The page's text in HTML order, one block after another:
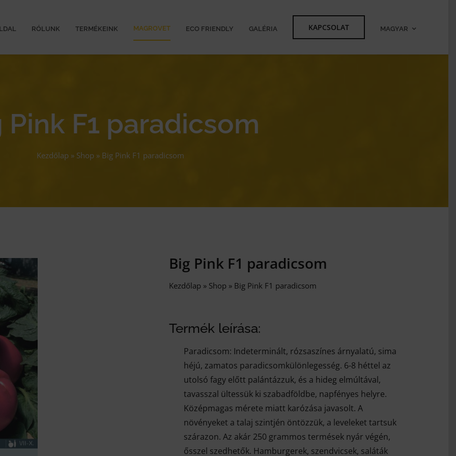
RÓLUNK TERMÉKEINK MAGROVET ECO FRIENDLY GALÉRIA KAPCSOLAT MAGYAR
Pink F1 paradicsom
Kezdőlap » Shop » Big Pink F1 paradicsom
Big Pink F1 paradicsom
Kezdőlap » Shop » Big Pink F1 paradicsom
Termék leírása:
Paradicsom: Indeterminált, rózsaszínes árnyalatú, sima
héjú, zamatos paradicsomkülönlegesség. 6-8 héttel az
utolsó fagy előtt palántázzuk, és a hideg elmúltával,
tavasszal ültessük ki szabadföldbe, napfényes helyre.
Középmagas mérete miatt karózása javasolt. A
növényeket a talaj szintjén öntözzük, a leveleket tartsuk
szárazon. Az akár 250 grammos termések nyár végén,
ősszel szedhetők. Hamburgerek, szendvicsek, saláták